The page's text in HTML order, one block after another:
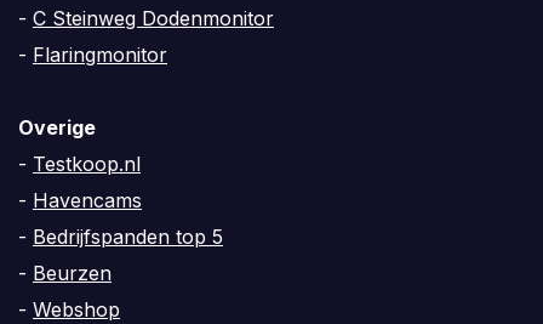
- C Steinweg Dodenmonitor
- Flaringmonitor
Overige
- Testkoop.nl
- Havencams
- Bedrijfspanden top 5
- Beurzen
- Webshop